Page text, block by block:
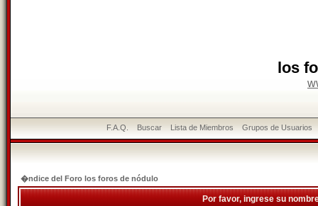
los
F.A.Q. Buscar Lista de Miembros Grupos de Usuarios
�ndice del Foro los foros de nódulo
Por favor, ingrese su